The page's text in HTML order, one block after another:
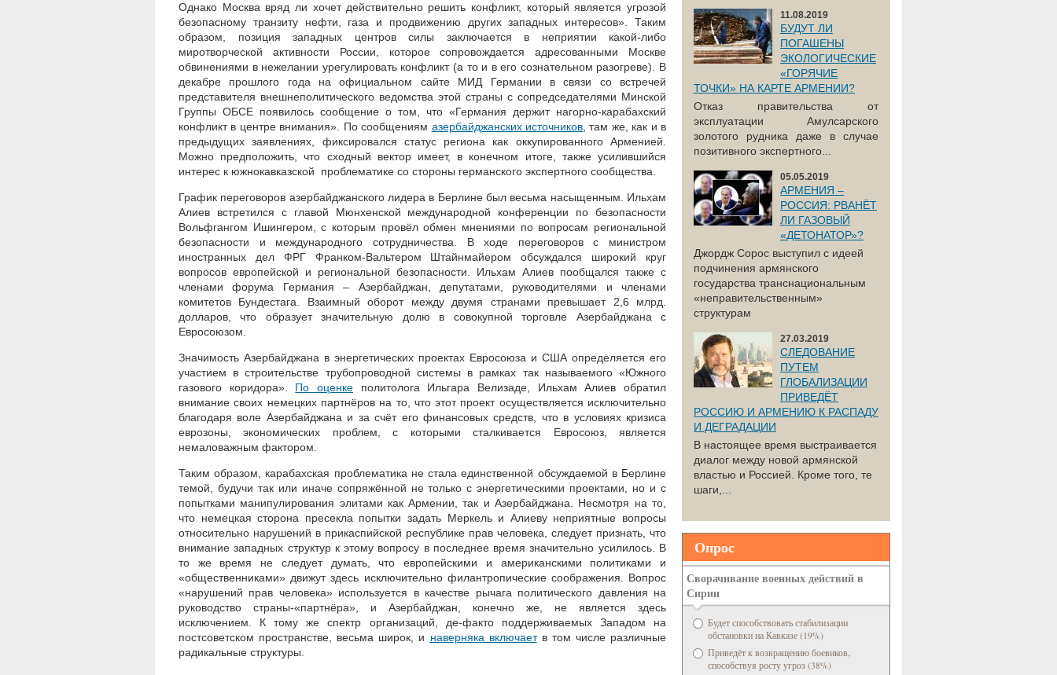
Однако Москва вряд ли хочет действительно решить конфликт, который является угрозой
безопасному транзиту нефти, газа и продвижению других западных интересов». Таким
образом, позиция западных центров силы заключается в неприятии какой-либо
миротворческой активности России, которое сопровождается адресованными Москве
обвинениями в нежелании урегулировать конфликт (а то и в его сознательном разогреве). В
декабре прошлого года на официальном сайте МИД Германии в связи со встречей
представителя внешнеполитического ведомства этой страны с сопредседателями Минской
Группы ОБСЕ появилось сообщение о том, что «Германия держит нагорно-карабахский
конфликт в центре внимания». По сообщениям азербайджанских источников, там же, как и в
предыдущих заявлениях, фиксировался статус региона как оккупированного Арменией.
Можно предположить, что сходный вектор имеет, в конечном итоге, также усилившийся
интерес к южнокавказской проблематике со стороны германского экспертного сообщества.
График переговоров азербайджанского лидера в Берлине был весьма насыщенным. Ильхам
Aлиeв встретился с главой Мюнхенской международной конференции по безопасности
Вольфгангом Ишингером, с которым провёл обмен мнениями по вопросам региональной
безопасности и международного сотрудничества. В ходе переговоров с министром
иностранных дел ФРГ Франком-Вальтером Штайнмайером обсуждался широкий круг
вопросов европейской и региональной безопасности. Ильхaм Aлиeв пообщался также с
членами форума Германия – Азербайджан, депутатами, руководителями и членами
комитетов Бундестага. Взаимный оборот между двумя странами превышает 2,6 млрд.
долларов, что образует значительную долю в совокупной торговле Азербайджана с
Евросоюзом.
Значимость Азербайджана в энергетических проектах Евросоюза и США определяется его
участием в строительстве трубопроводной системы в рамках так называемого «Южного
газового коридора». По оценке политолога Ильгара Велизаде, Ильхам Алиев обратил
внимание своих немецких партнёров на то, что этот проект осуществляется исключительно
благодаря воле Азербайджана и за счёт его финансовых средств, что в условиях кризиса
еврозоны, экономических проблем, с которыми сталкивается Евросоюз, является
немаловажным фактором.
Таким образом, карабахская проблематика не стала единственной обсуждаемой в Берлине
темой, будучи так или иначе сопряжённой не только с энергетическими проектами, но и с
попытками манипулирования элитами как Армении, так и Азербайджана. Несмотря на то,
что немецкая сторона пресекла попытки задать Меркель и Алиеву неприятные вопросы
относительно нарушений в прикаспийской республике прав человека, следует признать, что
внимание западных структур к этому вопросу в последнее время значительно усилилось. В
то же время не следует думать, что европейскими и американскими политиками и
«общественниками» движут здесь исключительно филантропические соображения. Вопрос
«нарушений прав человека» используется в качестве рычага политического давления на
руководство страны-«партнёра», и Азербайджан, конечно же, не является здесь
исключением. К тому же спектр организаций, де-факто поддерживаемых Западом на
постсоветском пространстве, весьма широк, и наверняка включаетв том числе различные
радикальные структуры.
11.08.2019
БУДУТ ЛИ
ПОГАШЕНЫ
ЭКОЛОГИЧЕСКИЕ
«ГОРЯЧИЕ
ТОЧКИ» НА КАРТЕ АРМЕНИИ?
Отказ правительства от
эксплуатации Амулсарского
золотого рудника даже в случае
позитивного экспертного...
05.05.2019
АРМЕНИЯ –
РОССИЯ: РВАНЁТ
ЛИ ГАЗОВЫЙ
«ДЕТОНАТОР»?
Джордж Сорос выступил с идеей
подчинения армянского
государства транснациональным
«неправительственным»
структурам
27.03.2019
СЛЕДОВАНИЕ
ПУТЕМ
ГЛОБАЛИЗАЦИИ
ПРИВЕДЁТ
РОССИЮ И АРМЕНИЮ К РАСПАДУ
И ДЕГРАДАЦИИ
В настоящее время выстраивается
диалог между новой армянской
властью и Россией. Кроме того, те
шаги,...
Опрос
Сворачивание военных действий в
Сирии
Будет способствовать стабилизации
обстановки на Кавказе (19%)
Приведёт к возвращению боевиков,
способствуя росту угроз (38%)